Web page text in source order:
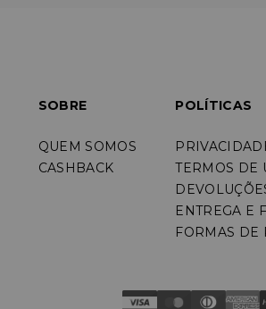
SOBRE
QUEM SOMOS
CASHBACK
POLÍTICAS
TERMOS DE
ENTREGA E
FORMAS DE